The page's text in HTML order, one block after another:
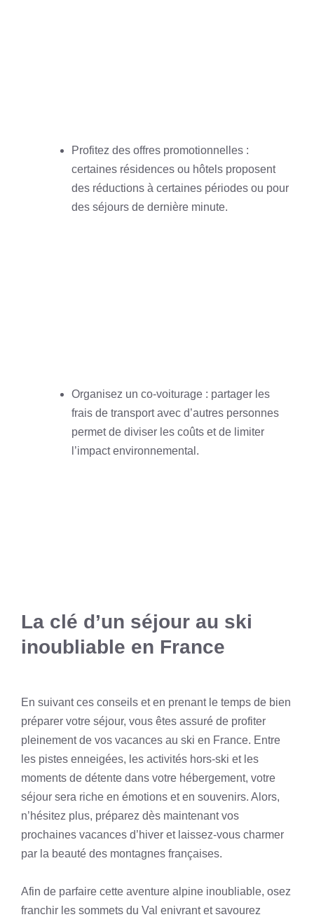
Profitez des offres promotionnelles :
certaines résidences ou hôtels proposent
des réductions à certaines périodes ou pour
des séjours de dernière minute.
Organisez un co-voiturage : partager les
frais de transport avec d’autres personnes
permet de diviser les coûts et de limiter
l’impact environnemental.
La clé d’un séjour au ski
inoubliable en France
En suivant ces conseils et en prenant le temps de bien
préparer votre séjour, vous êtes assuré de profiter
pleinement de vos vacances au ski en France. Entre
les pistes enneigées, les activités hors-ski et les
moments de détente dans votre hébergement, votre
séjour sera riche en émotions et en souvenirs. Alors,
n’hésitez plus, préparez dès maintenant vos
prochaines vacances d’hiver et laissez-vous charmer
par la beauté des montagnes françaises.
Afin de parfaire cette aventure alpine inoubliable, osez
franchir les sommets du Val enivrant et savourez